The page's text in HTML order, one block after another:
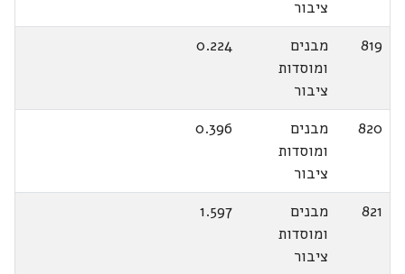
ציבור
819
מבנים
ומוסדות
ציבור
0.224
820
מבנים
ומוסדות
ציבור
0.396
821
מבנים
ומוסדות
ציבור
1.597